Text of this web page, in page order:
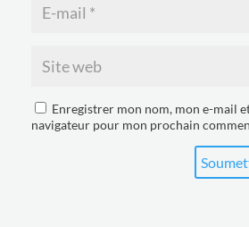
Enregistrer mon nom, mon e-mail
navigateur pour mon prochain